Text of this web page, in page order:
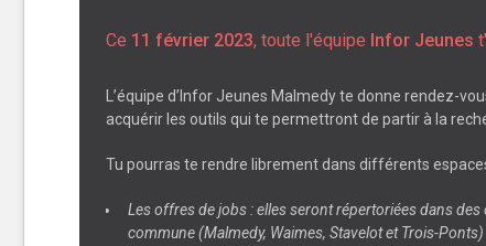
Ce 11 février 2023, toute l'équipe Infor Jeunes
L’équipe d’Infor Jeunes Malmedy te donne rendez-
acquérir les outils qui te permettront de partir à la
Tu pourras te rendre librement dans différents
Lesoffres de jobs : elles seront répertoriées dans
commune (Malmedy, Waimes, Stavelot et Trois-